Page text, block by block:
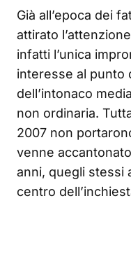
Già all’epoca dei
attirato
infatti l’unica
interesse al punto
dell’intonaco
non ordinaria.
2007 non
venne
anni, quegli stessi
centro